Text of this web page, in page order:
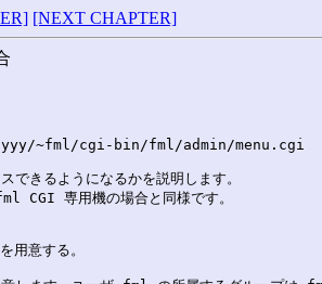
[NEXT CHAPTER]
~fml/cgi-bin/fml/admin/menu.cgi
きるようになるかを説明します。
CGI 専用機の場合と同様です。
用意する。